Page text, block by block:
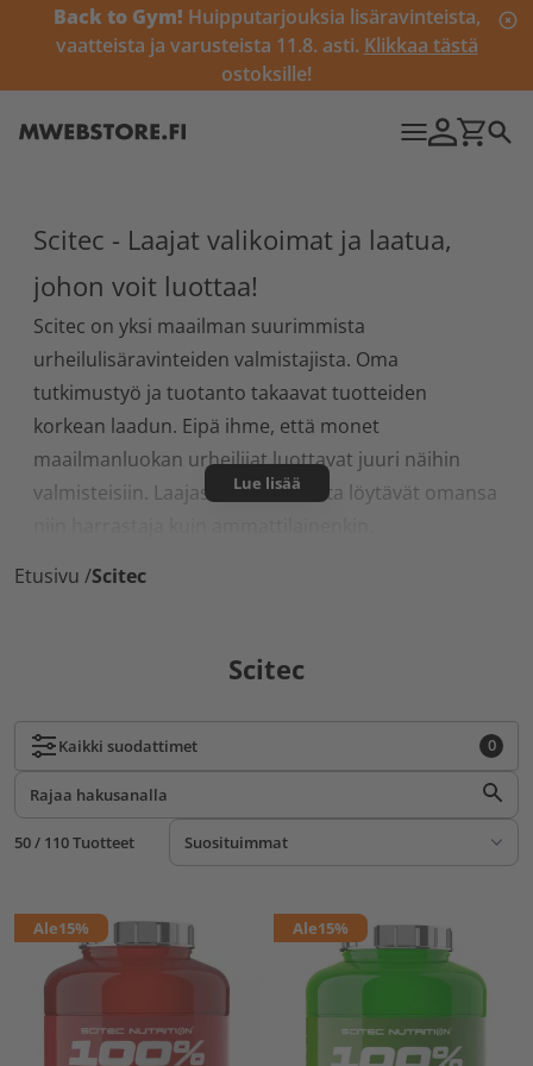
Back to Gym! Huipputarjouksia lisäravinteista,
vaatteista ja varusteista 11.8. asti. Klikkaa tästä
ostoksille!
Scitec - Laajat valikoimat ja laatua,
johon voit luottaa!
Scitec on yksi maailman suurimmista
urheilulisäravinteiden valmistajista. Oma
tutkimustyö ja tuotanto takaavat tuotteiden
korkean laadun. Eipä ihme, että monet
maailmanluokan urheilijat luottavat juuri näihin
valmisteisiin. Laajasta valikoimasta löytävät omansa
Lue lisää
Etusivu /Scitec
Scitec
Kaikki suodattimet 0
50 / 110 Tuotteet
Ale15% Ale15%